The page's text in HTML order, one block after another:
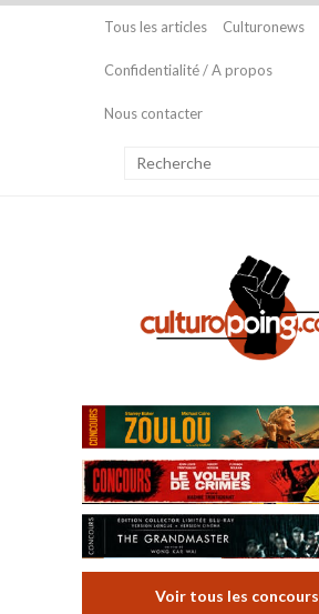
Tous les articles Culturonews
Confidentialité / A propos
Nous contacter
Voir tous les concours